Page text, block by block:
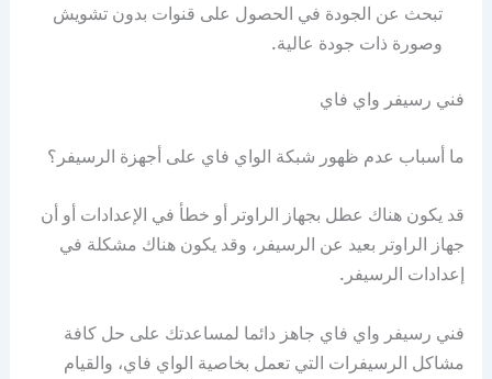
تبحث عن الجودة في الحصول على قنوات بدون تشويش
وصورة ذات جودة عالية.
فني رسيفر واي فاي
ما أسباب عدم ظهور شبكة الواي فاي على أجهزة الرسيفر؟
قد يكون هناك عطل بجهاز الراوتر أو خطأ في الإعدادات أو أن
جهاز الراوتر بعيد عن الرسيفر، وقد يكون هناك مشكلة في
إعدادات الرسيفر.
فني رسيفر واي فاي جاهز دائما لمساعدتك على حل كافة
مشاكل الرسيفرات التي تعمل بخاصية الواي فاي، والقيام